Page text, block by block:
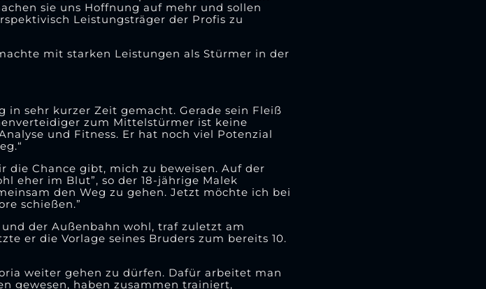
sie uns Hoffnung auf mehr und sollen
Leistungsträger der Profis zu
mit starken Leistungen als Stürmer in der
in sehr kurzer Zeit gemacht. Gerade sein Fleiß
zum Mittelstürmer ist keine
und Fitness. Er hat noch viel Potenzial
die Chance gibt, mich zu beweisen. Auf der
eher im Blut”, so der 18-jährige Malek
den Weg zu gehen. Jetzt möchte ich bei
schießen.”
der Außenbahn wohl, traf zuletzt am
er die Vorlage seines Bruders zum bereits 10.
weiter gehen zu dürfen. Dafür arbeitet man
gewesen, haben zusammen trainiert,